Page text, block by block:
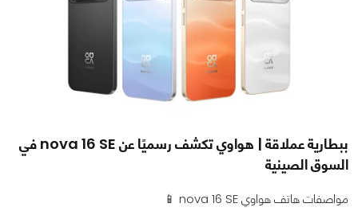
ببطارية عملاقة | هواوي تكشف رسميًا عن nova 16 SE في
السوق الصينية
مواصفات هاتف هواوي nova 16 SE 📱